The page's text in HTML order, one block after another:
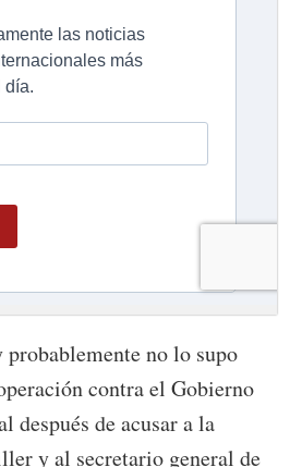
no lo supo
contra el Gobierno
después de acusar a la
y al secretario general de